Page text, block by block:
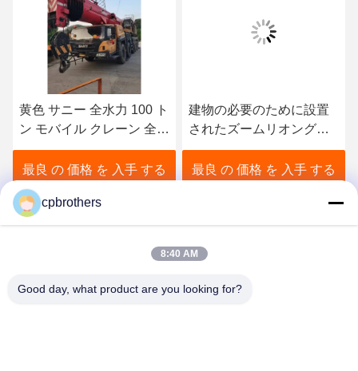
建物の必要のために設置
されたズームリオングリ
ーン全舗装移動クレーン
トラック
最良 の 価格 を 入手 する
80トンのトラッククレー
ン シャニ 重工業 良好な状
態
最良 の 価格 を 入手 する
cpbrothers
8:40 AM
Good day, what product are you looking for?